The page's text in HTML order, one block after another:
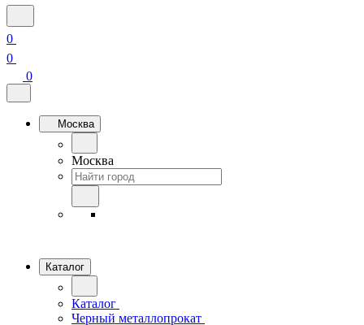
0
0
0
Москва
Москва
Каталог
Каталог
Черный металлопрокат